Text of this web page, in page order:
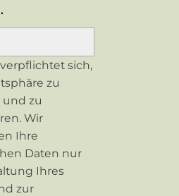
verpflichtet sich,
zu
zu
Wir
Ihre
Daten nur
Ihres
zur